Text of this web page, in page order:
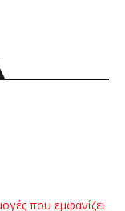
που εμφανίζει